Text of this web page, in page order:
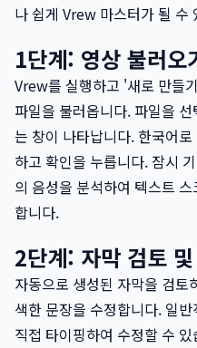
나 쉽게 Vrew 마스터가 될 수
1단계: 영상 불러오
Vrew를 실행하고 '새로 만들
파일을 불러옵니다. 파일을
는 창이 나타납니다. 한국어
하고 확인을 누릅니다. 잠시
의 음성을 분석하여 텍스트
합니다.
2단계: 자막 검토
자동으로 생성된 자막을 검토
색한 문장을 수정합니다. 일
직접 타이핑하여 수정할 수